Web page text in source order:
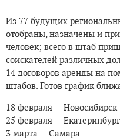
Из 77 будущих
отобраны, назначены и
человек; всего в штаб
соискателей различных
14 договоров аренды на
штабов. Готов график
18 февраля — Новосибирск
25 февраля — Екатеринбург
3 марта — Самара